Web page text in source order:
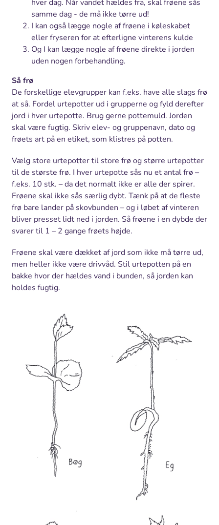
hver dag. Når vandet hældes fra, skal frøene sås
samme dag - de må ikke tørre ud!
I kan også lægge nogle af frøene i køleskabet
eller fryseren for at efterligne vinterens kulde
Og I kan lægge nogle af frøene direkte i jorden
uden nogen forbehandling.
Så frø
De forskellige elevgrupper kan f.eks. have alle slags frø
at så. Fordel urtepotter ud i grupperne og fyld derefter
jord i hver urtepotte. Brug gerne pottemuld. Jorden
skal være fugtig. Skriv elev- og gruppenavn, dato og
frøets art på en etiket, som klistres på potten.
Vælg store urtepotter til store frø og større urtepotter
til de største frø. I hver urtepotte sås nu et antal frø –
f.eks. 10 stk. – da det normalt ikke er alle der spirer.
Frøene skal ikke sås særlig dybt. Tænk på at de fleste
frø bare lander på skovbunden – og i løbet af vinteren
bliver presset lidt ned i jorden. Så frøene i en dybde der
svarer til 1 – 2 gange frøets højde.
Frøene skal være dækket af jord som ikke må tørre ud,
men heller ikke være drivvåd. Stil urtepotten på en
bakke hvor der hældes vand i bunden, så jorden kan
holdes fugtig.